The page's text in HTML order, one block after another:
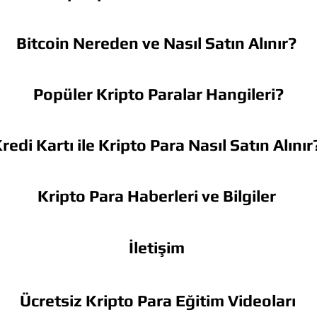
Bitcoin Nereden ve Nasıl Satın Alınır?
Popüler Kripto Paralar Hangileri?
Kartı ile Kripto Para Nasıl Satın
Kripto Para Haberleri ve Bilgiler
İletişim
Ücretsiz Kripto Para Eğitim Videoları